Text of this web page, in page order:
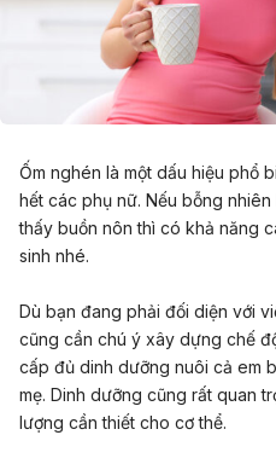
Ốm nghén là một dấu hiệu phổ
hết các phụ nữ. Nếu bỗng
thấy buồn nôn thì có khả năng
sinh nhé.
Dù bạn đang phải đối diện với
cũng cần chú ý xây dựng chế
cấp đủ dinh dưỡng nuôi cả em
mẹ. Dinh dưỡng cũng rất quan
lượng cần thiết cho cơ thể.